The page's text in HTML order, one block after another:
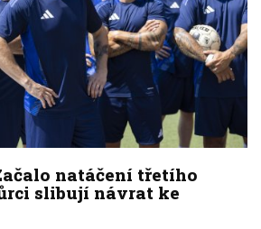
natáčení třetího
slibují návrat ke